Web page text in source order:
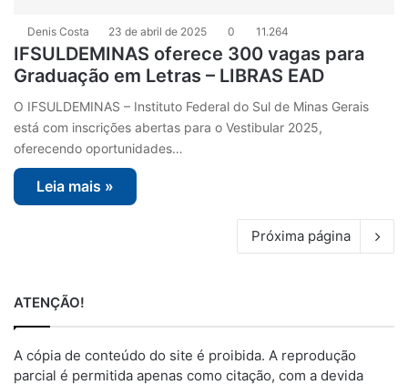
Denis Costa 23 de abril de 2025 0 11.264
IFSULDEMINAS oferece 300 vagas para
Graduação em Letras – LIBRAS EAD
O IFSULDEMINAS – Instituto Federal do Sul de Minas Gerais
está com inscrições abertas para o Vestibular 2025,
oferecendo oportunidades…
Leia mais »
Próxima página
ATENÇÃO!
A cópia de conteúdo do site é proibida. A reprodução
parcial é permitida apenas como citação, com a devida